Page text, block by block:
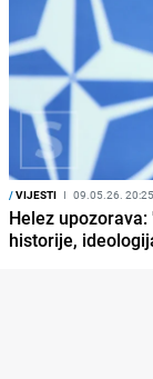
/VIJESTI I 09.05.26. 20:25
Helez
historije,